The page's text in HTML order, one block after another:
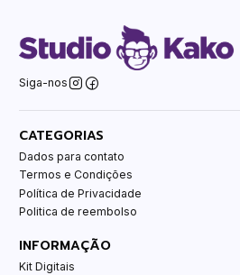
Siga-nos
CATEGORIAS
Dados para contato
Termos e Condições
Política de Privacidade
Politica de reembolso
INFORMAÇÃO
Kit Digitais